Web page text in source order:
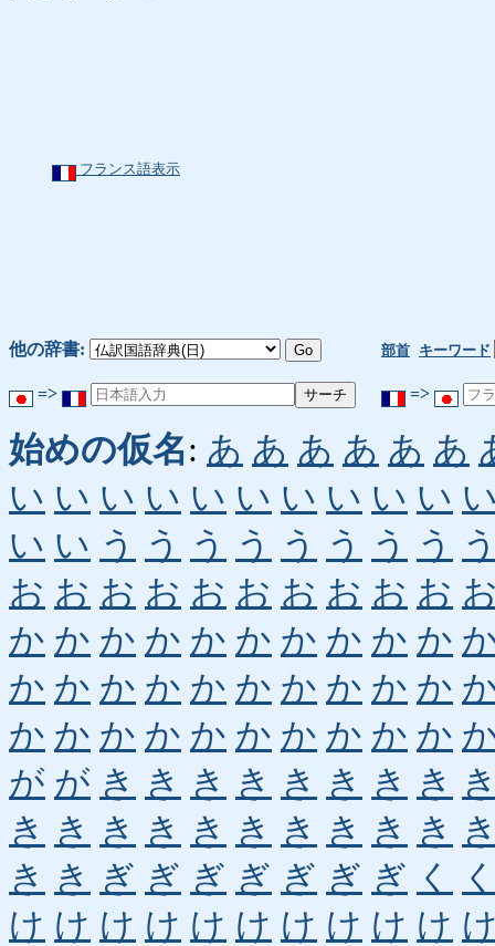
フランス語表示
他の辞書: 部首 キーワード
=> =>
始めの仮名: あ あ あ あ あ あ
い い い い い い い い い い
い い う う う う う う う う
お お お お お お お お お お
か か か か か か か か か か
か か か か か か か か か か
か か か か か か か か か か
が が き き き き き き き き
き き き き き き き き き き
き き ぎ ぎ ぎ ぎ ぎ ぎ ぎ く
け け け け け け け け け け